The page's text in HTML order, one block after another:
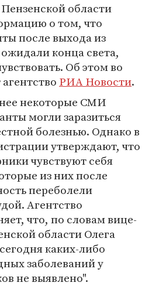
области
о том, что
после выхода из
конца света,
Об этом во
РИА Новости.
некоторые СМИ
могли заразиться
болезнью. Однако в
утверждают, что
чувствуют себя
из них после
переболели
Агентство
что, по словам вице-
области Олега
каких-либо
заболеваний у
не выявлено".